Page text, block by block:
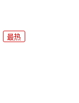
最热